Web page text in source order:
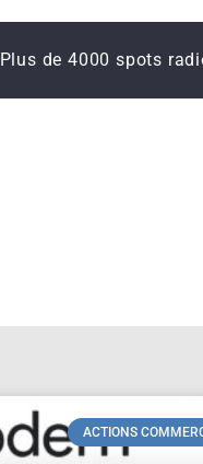
Plus de 4000 spots
ACTIONS